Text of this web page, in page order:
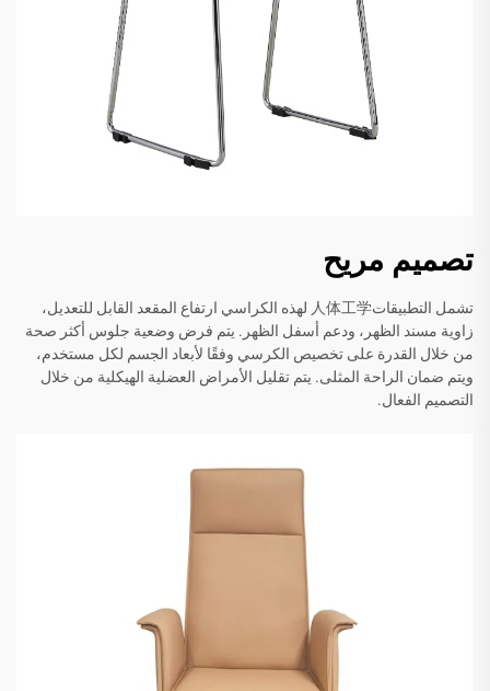
تصميم مريح
تشمل التطبيقات人体工学 لهذه الكراسي ارتفاع المقعد القابل للتعديل،
زاوية مسند الظهر، ودعم أسفل الظهر. يتم فرض وضعية جلوس أكثر صحة
من خلال القدرة على تخصيص الكرسي وفقًا لأبعاد الجسم لكل مستخدم،
ويتم ضمان الراحة المثلى. يتم تقليل الأمراض العضلية الهيكلية من خلال
التصميم الفعال.